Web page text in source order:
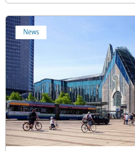
News